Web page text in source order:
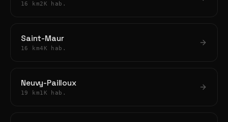
16 km2K hab.
Saint-Maur
16 km4K hab.
Neuvy-Pailloux
19 km1K hab.